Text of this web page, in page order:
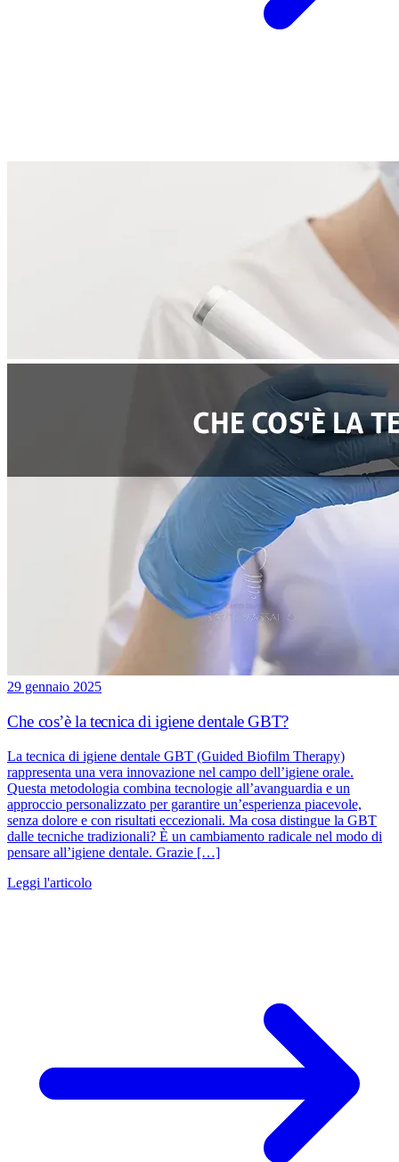
29 gennaio 2025
Che cos’è la tecnica di igiene dentale GBT?
La tecnica di igiene dentale GBT (Guided Biofilm Therapy)
rappresenta una vera innovazione nel campo dell’igiene orale.
Questa metodologia combina tecnologie all’avanguardia e un
approccio personalizzato per garantire un’esperienza piacevole,
senza dolore e con risultati eccezionali. Ma cosa distingue la GBT
dalle tecniche tradizionali? È un cambiamento radicale nel modo di
pensare all’igiene dentale. Grazie […]
Leggi l'articolo